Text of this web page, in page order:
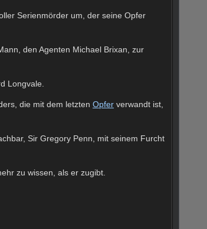
Serienmörder um, der seine Opfer
den Agenten Michael Brixan, zur
Longvale.
die mit dem letzten Opfer verwandt ist,
Sir Gregory Penn, mit seinem Furcht
zu wissen, als er zugibt.